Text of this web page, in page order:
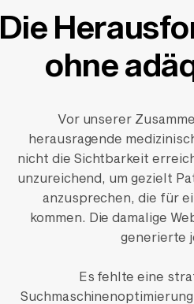
Die
ohne
Vor unserer
herausragende
nicht die Sichtbarkeit
unzureichend, um gezielt
anzusprechen, die für
kommen. Die damalige
generierte
Es fehlte eine